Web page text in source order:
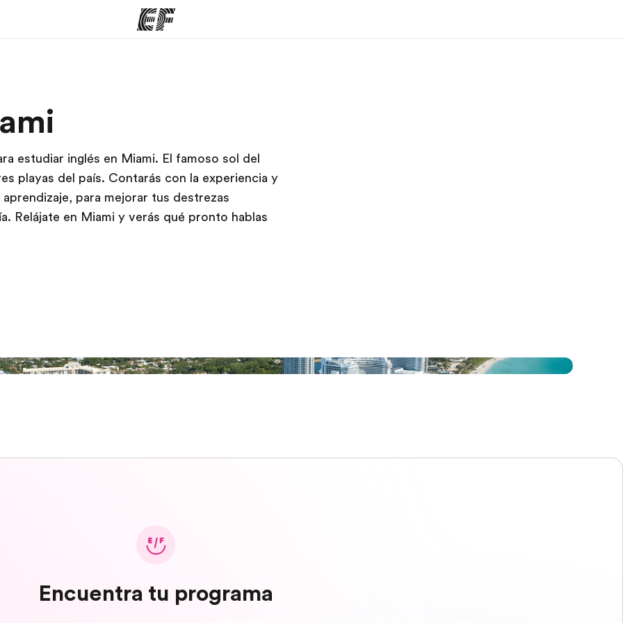
hacemos
estudiar inglés en Miami. El famoso sol del
playas del país. Contarás con la experiencia y
para mejorar tus destrezas
Relájate en Miami y verás qué pronto hablas
Encuentra tu programa